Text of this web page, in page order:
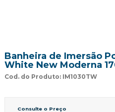
Banheira de Imersão
White New Moderna
Cod. do Produto: IM1030TW
Consulte o Preço